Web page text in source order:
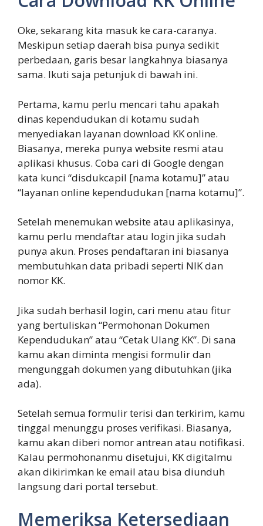
Oke, sekarang kita masuk ke cara-caranya.
Meskipun setiap daerah bisa punya sedikit
perbedaan, garis besar langkahnya biasanya
sama. Ikuti saja petunjuk di bawah ini.
Pertama, kamu perlu mencari tahu apakah
dinas kependudukan di kotamu sudah
menyediakan layanan download KK online.
Biasanya, mereka punya website resmi atau
aplikasi khusus. Coba cari di Google dengan
kata kunci “disdukcapil [nama kotamu]” atau
“layanan online kependudukan [nama kotamu]”.
Setelah menemukan website atau aplikasinya,
kamu perlu mendaftar atau login jika sudah
punya akun. Proses pendaftaran ini biasanya
membutuhkan data pribadi seperti NIK dan
nomor KK.
Jika sudah berhasil login, cari menu atau fitur
yang bertuliskan “Permohonan Dokumen
Kependudukan” atau “Cetak Ulang KK”. Di sana
kamu akan diminta mengisi formulir dan
mengunggah dokumen yang dibutuhkan (jika
ada).
Setelah semua formulir terisi dan terkirim, kamu
tinggal menunggu proses verifikasi. Biasanya,
kamu akan diberi nomor antrean atau notifikasi.
Kalau permohonanmu disetujui, KK digitalmu
akan dikirimkan ke email atau bisa diunduh
langsung dari portal tersebut.
Memeriksa Ketersediaan